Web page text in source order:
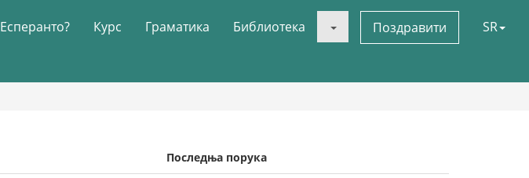
Есперанто? Курс Граматика Библиотека Поздравити SR
Последња порука